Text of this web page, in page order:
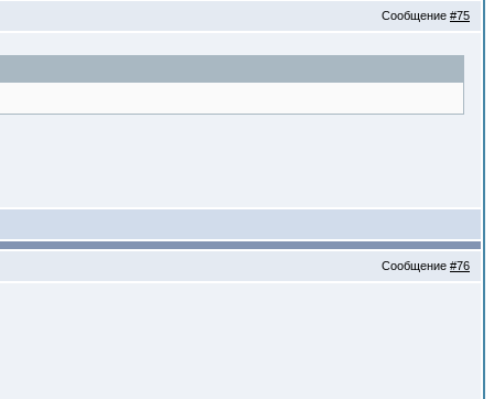
Сообщение #75
Сообщение #76